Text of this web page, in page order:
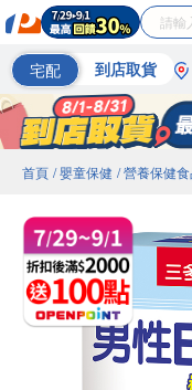
宅配 到店取貨
首頁 / 嬰童保健 / 營養保健食